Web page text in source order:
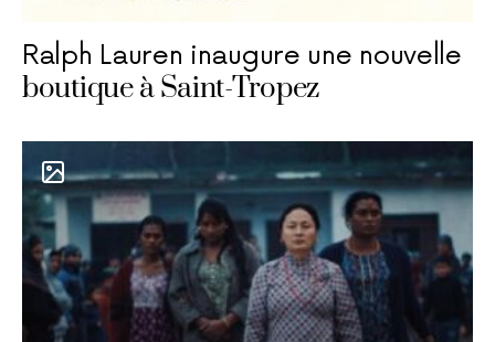
Ralph Lauren inaugure une nouvelle
boutique à Saint-Tropez